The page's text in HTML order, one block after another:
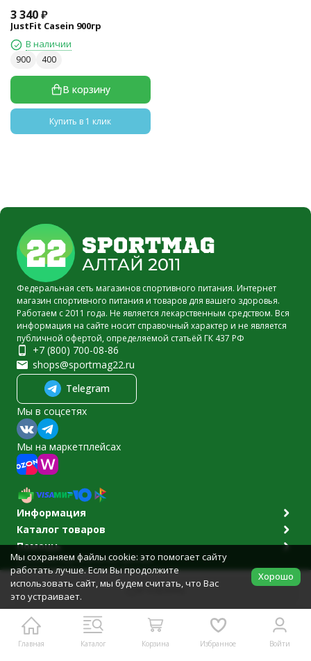
В корзину
3 340₽
JustFit Casein 900гр
В наличии
900 400
В корзину
Купить в 1 клик
Главная Каталог Корзина Избранное Войти
Федеральная сеть магазинов спортивного питания. Интернет
магазин спортивного питания и товаров для вашего здоровья.
Работаем с 2011 года. Не является лекарственным средством. Вся
информация на сайте носит справочный характер и не является
публичной офертой, определяемой статьёй ГК 437 РФ
+7 (800) 700-08-86
shops@sportmag22.ru
Telegram
Мы в соцсетях
Мы на маркетплейсах
Информация
Каталог товаров
Помощь
Политика персональных данных
© 2011-2026 Sportmag22.ru
Разработано вbodysite.ru
Мы сохраняем файлы cookie: это помогает сайту
работать лучше. Если Вы продолжите
использовать сайт, мы будем считать, что Вас
это устраивает.
Хорошо